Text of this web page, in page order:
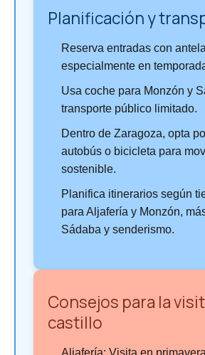
Planificación y
Reserva entradas con
especialmente en
Usa coche para Monzón y
transporte público limitado.
Dentro de Zaragoza, opta
autobús o bicicleta para
sostenible.
Planifica itinerarios según
para Aljafería y Monzón,
Sádaba y senderismo.
Consejos para la
castillo
Aljafería: Visita en